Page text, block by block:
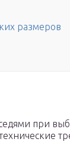
размеров
при